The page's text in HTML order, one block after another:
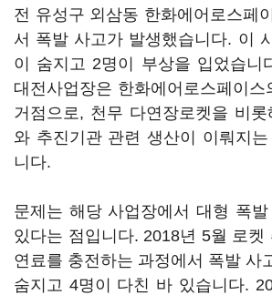
전 유성구 외삼동 한화에어로스페
서 폭발 사고가 발생했습니다. 이
이 숨지고 2명이 부상을 입었습니
대전사업장은 한화에어로스페이
거점으로, 천무 다연장로켓을 비롯
와 추진기관 관련 생산이 이뤄지
니다.
문제는 해당 사업장에서 대형 폭
있다는 점입니다. 2018년 5월 로켓
연료를 충전하는 과정에서 폭발 사
숨지고 4명이 다친 바 있습니다.